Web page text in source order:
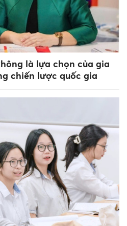
là lựa chọn của gia
chiến lược quốc gia